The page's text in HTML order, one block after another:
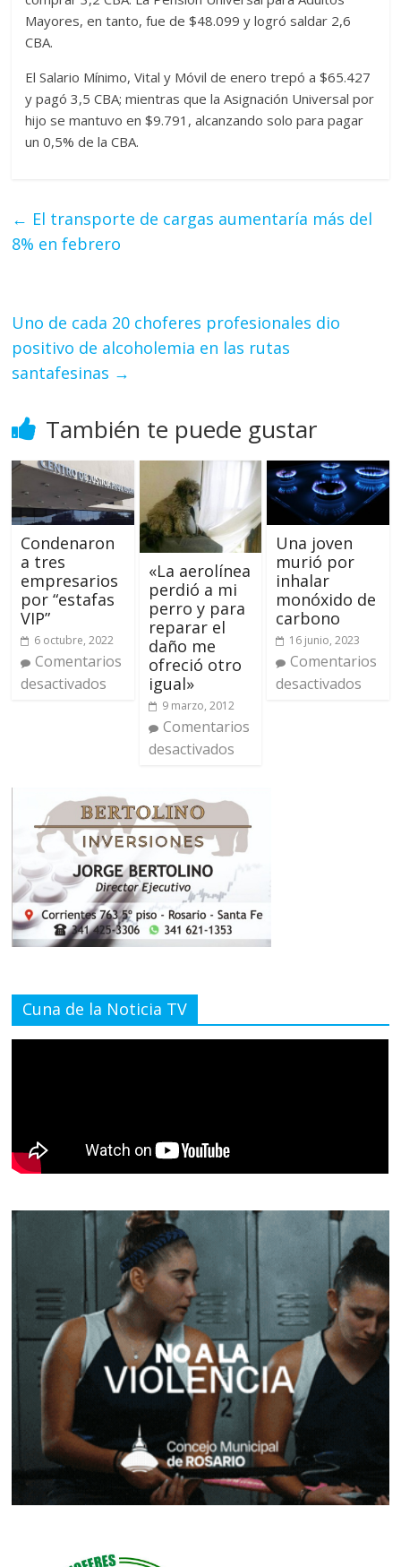
Mayores, en tanto, fue de $48.099 y logró saldar 2,6
CBA.
El Salario Mínimo, Vital y Móvil de enero trepó a $65.427
y pagó 3,5 CBA; mientras que la Asignación Universal por
hijo se mantuvo en $9.791, alcanzando solo para pagar
un 0,5% de la CBA.
← El transporte de cargas aumentaría más del
8% en febrero
Uno de cada 20 choferes profesionales dio
positivo de alcoholemia en las rutas
santafesinas →
También te puede gustar
Condenaron
a tres
empresarios
por “estafas
VIP”
6 octubre, 2022
Comentarios
desactivados
«La aerolínea
perdió a mi
perro y para
reparar el
daño me
ofreció otro
igual»
9 marzo, 2012
Comentarios
desactivados
Una joven
murió por
inhalar
monóxido de
carbono
16 junio, 2023
Comentarios
desactivados
Cuna de la Noticia TV